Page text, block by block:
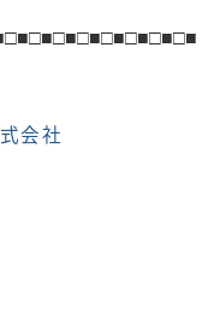
□■□■□■□■□■□■□■□■
会社